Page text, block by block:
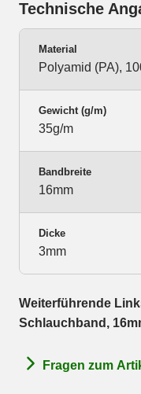
Technische
Material
Polyamid (PA),
Gewicht (g/m)
35g/m
Bandbreite
16mm
Dicke
3mm
Weiterführende
Schlauchband,
Fragen zum